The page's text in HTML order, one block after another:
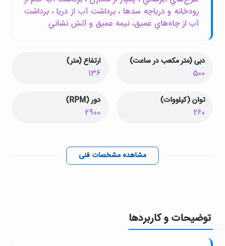
رودخانه و درياچه سدها ، برداشت آب از دريا ، برداشت
آب از چاه‌هاي عميق، نيمه عميق و آتش نشاني
دبی (متر مکعب در ساعت)
500
ارتفاع (متر)
136
توان (کیلووات)
260
دور (RPM)
2900
مشاهده مشخصات فنی
توضیحات و کاربردها